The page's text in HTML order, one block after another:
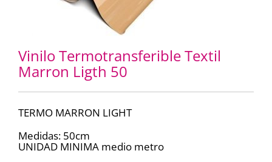
Vinilo Termotransferible Textil
Marron Ligth 50
TERMO MARRON LIGHT
Medidas: 50cm
UNIDAD MINIMA medio metro